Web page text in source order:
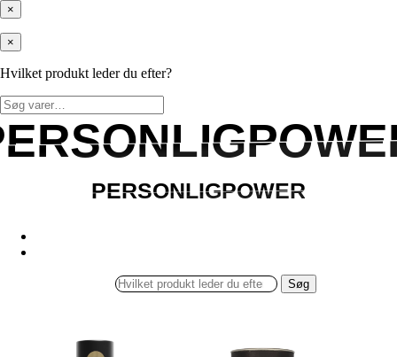
×
×
Hvilket produkt leder du efter?
Søg
efter:
PERSONLIGPOWER
PERSONLIGPOWER
Søg